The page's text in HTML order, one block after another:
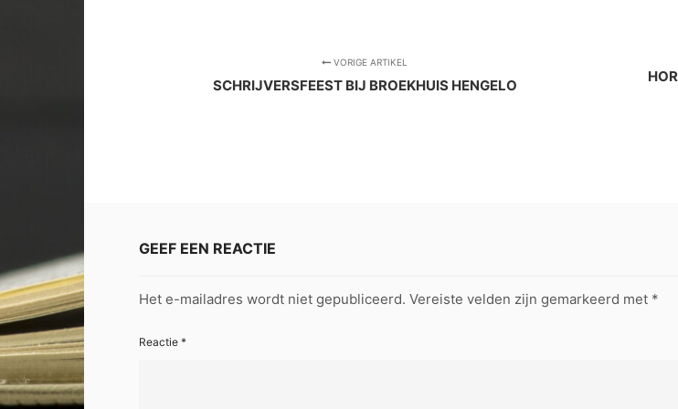
VORIGE ARTIKEL
SCHRIJVERSFEEST BIJ BROEKHUIS HENGELO
GEEF EEN REACTIE
Het e-mailadres wordt niet gepubliceerd. Vereiste velden zijn gemarkeerd met *
Reactie *